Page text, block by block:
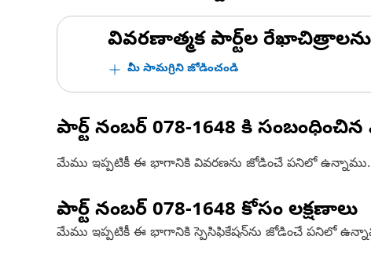
వివరణాత్మక పార్ట్‌ల రేఖాచిత్రాలను
మీ సామగ్రిని జోడించండి
పార్ట్ నంబర్ 078-1648 కి
మేము ఇప్పటికీ ఈ భాగానికి వివరణను జోడించే పనిలో ఉన్నాము.
పార్ట్ నంబర్ 078-1648 కోసం లక్షణాలు
మేము ఇప్పటికీ ఈ భాగానికి స్పెసిఫికేషన్‌ను జోడించే పనిలో